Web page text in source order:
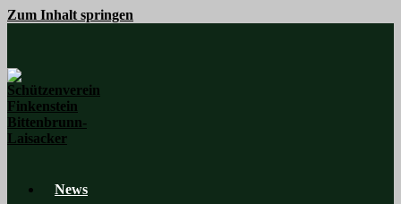
Zum Inhalt springen
News